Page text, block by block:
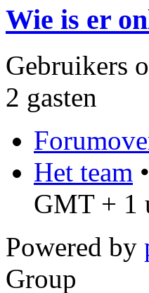
Wie is er
Gebruikers
2 gasten
Het team •
GMT + 1
Powered by
Group